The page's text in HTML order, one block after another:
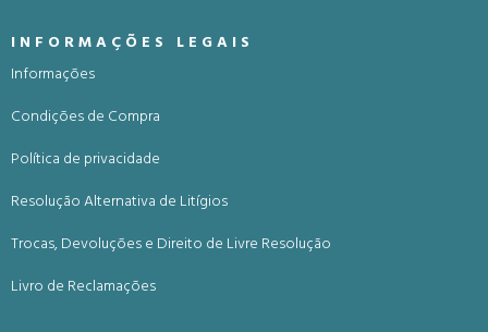
INFORMAÇÕES LEGAIS
Informações
Condições de Compra
Política de privacidade
Resolução Alternativa de Litígios
Trocas, Devoluções e Direito de Livre Resolução
Livro de Reclamações